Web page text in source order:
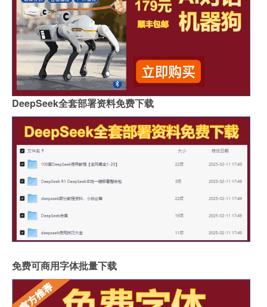
DeepSeek全套部署资料免费下载
免费可商用字体批量下载